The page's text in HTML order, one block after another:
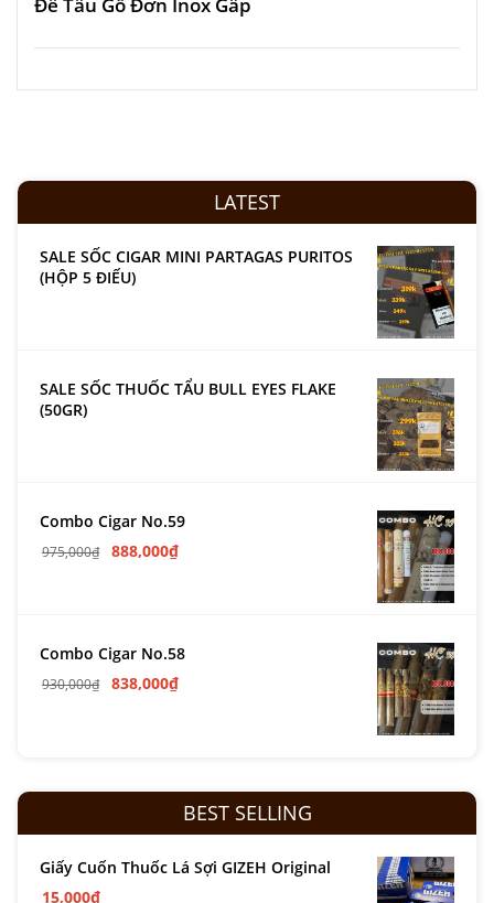
Đế Tẩu Gỗ Đơn Inox Gấp
LATEST
SALE SỐC CIGAR MINI PARTAGAS PURITOS
(HỘP 5 ĐIẾU)
SALE SỐC THUỐC TẨU BULL EYES FLAKE
(50GR)
Combo Cigar No.59
975,000₫ 888,000₫
Combo Cigar No.58
930,000₫ 838,000₫
BEST SELLING
Giấy Cuốn Thuốc Lá Sợi GIZEH Original
15,000₫